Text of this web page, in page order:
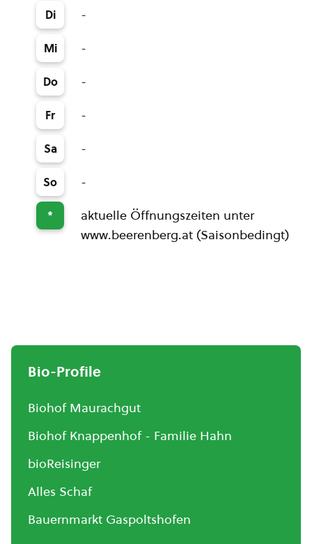
Di -
Mi -
Do -
Fr -
Sa -
So -
*
aktuelle Öffnungszeiten unter
www.beerenberg.at (Saisonbedingt)
Bio-Profile
Biohof Maurachgut
Biohof Knappenhof - Familie Hahn
bioReisinger
Alles Schaf
Bauernmarkt Gaspoltshofen